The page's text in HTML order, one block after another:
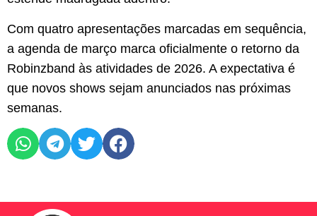
Com quatro apresentações marcadas em sequência,
a agenda de março marca oficialmente o retorno da
Robinzband às atividades de 2026. A expectativa é
que novos shows sejam anunciados nas próximas
semanas.